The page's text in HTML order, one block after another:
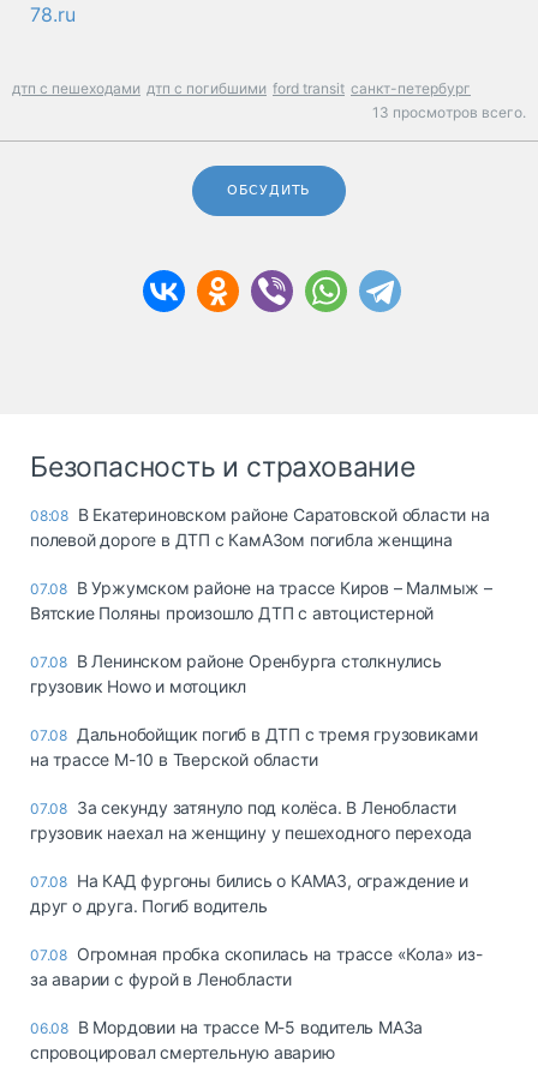
78.ru
дтп с пешеходами дтп с погибшими ford transit санкт-петербург
13 просмотров всего.
ОБСУДИТЬ
Безопасность и страхование
08:08 В Екатериновском районе Саратовской области на
полевой дороге в ДТП с КамАЗом погибла женщина
07.08 В Уржумском районе на трассе Киров – Малмыж –
Вятские Поляны произошло ДТП с автоцистерной
07.08 В Ленинском районе Оренбурга столкнулись
грузовик Howo и мотоцикл
07.08 Дальнобойщик погиб в ДТП с тремя грузовиками
на трассе М-10 в Тверской области
07.08 За секунду затянуло под колёса. В Ленобласти
грузовик наехал на женщину у пешеходного перехода
07.08 На КАД фургоны бились о КАМАЗ, ограждение и
друг о друга. Погиб водитель
07.08 Огромная пробка скопилась на трассе «Кола» из-
за аварии с фурой в Ленобласти
06.08 В Мордовии на трассе М-5 водитель МАЗа
спровоцировал смертельную аварию